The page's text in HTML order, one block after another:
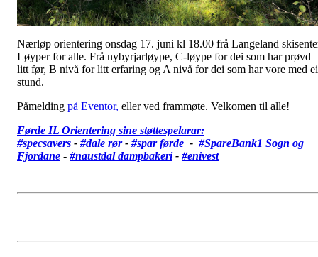
Nærløp orientering onsdag 17. juni kl 18.00 frå Langeland
Løyper for alle. Frå nybyrjarløype, C-løype for dei som har prøvd
litt før, B nivå for litt erfaring og A nivå for dei som har vore med ei
stund.
Påmelding på Eventor, eller ved frammøte. Velkomen til alle!
Førde IL Orientering sine støttespelarar:
#specsavers - #dale rør- #spar førde - #SpareBank1 Sogn og
Fjordane - #naustdal dampbakeri - #enivest